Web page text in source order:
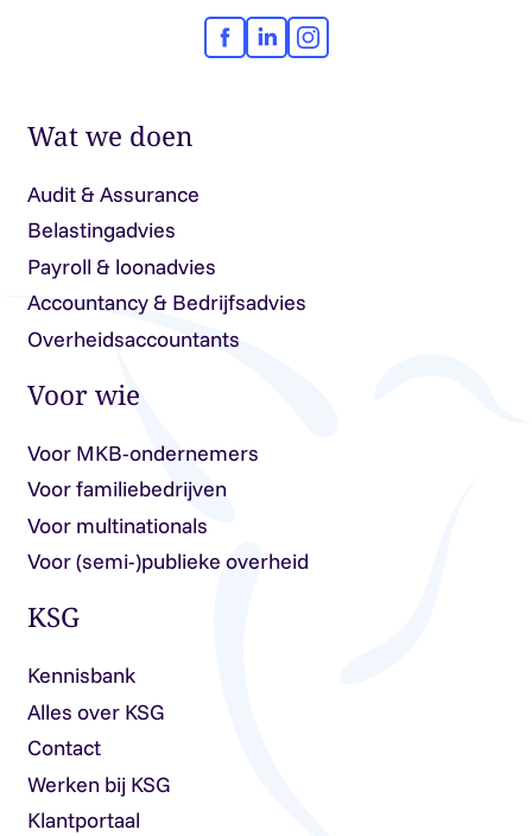
Facebook
LinkedInInstagram
Wat we doen
Audit & Assurance
Belastingadvies
Payroll & loonadvies
Accountancy & Bedrijfsadvies
Overheidsaccountants
Voor wie
Voor MKB-ondernemers
Voor familiebedrijven
Voor multinationals
Voor (semi-)publieke overheid
KSG
Kennisbank
Alles over KSG
Contact
Werken bij KSG
Klantportaal